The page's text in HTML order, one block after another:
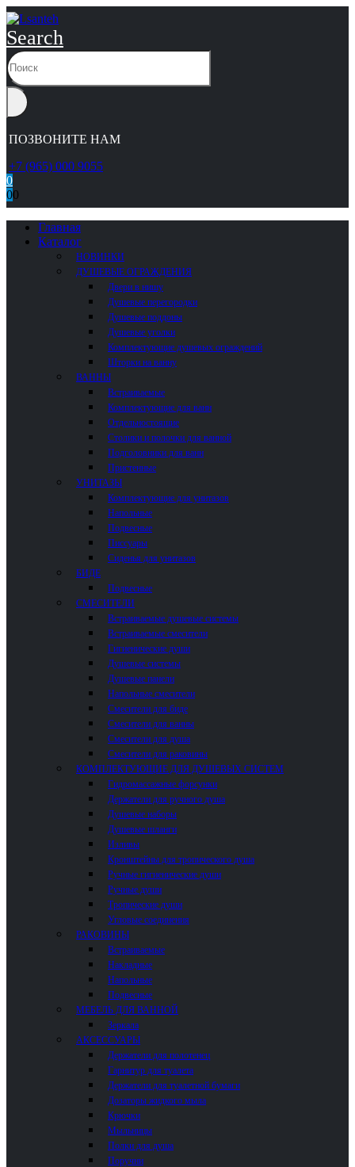
Search
ПОЗВОНИТЕ НАМ
+7 (965) 000 9055
0
00
Главная
Каталог
НОВИНКИ
ДУШЕВЫЕ ОГРАЖДЕНИЯ
Двери в нишу
Душевые перегородки
Душевые поддоны
Душевые уголки
Комплектующие душевых ограждений
Шторки на ванну
ВАННЫ
Встраиваемые
Комплектующие для ванн
Отдельностоящие
Столики и полочки для ванной
Подголовники для ванн
Пристенные
УНИТАЗЫ
Комплектующие для унитазов
Напольные
Подвесные
Писсуары
Сиденья для унитазов
БИДЕ
Подвесные
СМЕСИТЕЛИ
Встраиваемые душевые системы
Встраиваемые смесители
Гигиенические души
Душевые системы
Душевые панели
Напольные смесители
Смесители для биде
Смесители для ванны
Смесители для душа
Смесители для раковины
КОМПЛЕКТУЮЩИЕ ДЛЯ ДУШЕВЫХ СИСТЕМ
Гидромассажные форсунки
Держатели для ручного душа
Душевые наборы
Душевые шланги
Изливы
Кронштейны для тропического душа
Ручные гигиенические души
Ручные души
Тропические души
Угловые соединения
РАКОВИНЫ
Встраиваемые
Накладные
Напольные
Подвесные
МЕБЕЛЬ ДЛЯ ВАННОЙ
Зеркала
АКСЕССУАРЫ
Держатели для полотенец
Гарнитур для туалета
Держатели для туалетной бумаги
Дозаторы жидкого мыла
Крючки
Мыльницы
Полки для душа
Поручни